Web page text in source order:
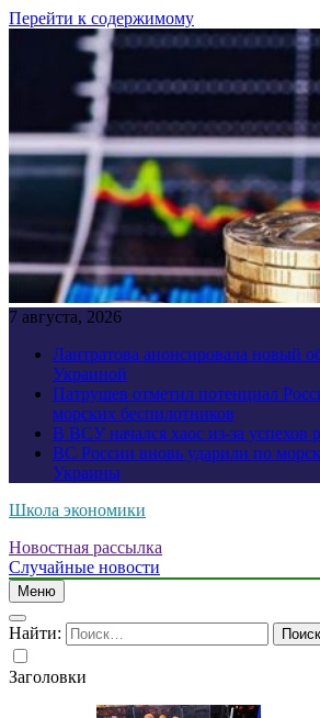
Перейти к содержимому
7 августа, 2026
Лантратова анонсировала новый
Украиной
Патрушев отметил потенциал
морских беспилотников
В ВСУ начался хаос из-за успехов
ВС России вновь ударили по
Украины
Школа экономики
Новостная рассылка
Случайные новости
Меню
Найти:
Заголовки